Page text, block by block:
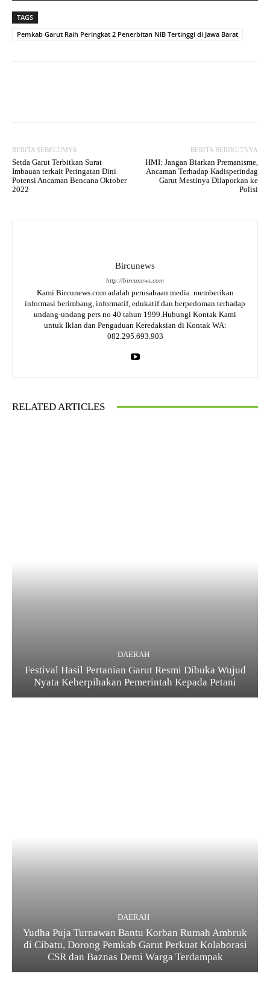
TAGS
Pemkab Garut Raih Peringkat 2 Penerbitan NIB Tertinggi di Jawa Barat
BERITA SEBELUMYA
Setda Garut Terbitkan Surat
Imbauan terkait Peringatan Dini
Potensi Ancaman Bencana Oktober
2022
BERITA BERIKUTNYA
HMI: Jangan Biarkan Premanisme,
Ancaman Terhadap Kadisperindag
Garut Mestinya Dilaporkan ke
Polisi
Bircunews
http://bircunews.com
Kami Bircunews.com adalah perusahaan media. memberikan
informasi berimbang, informatif, edukatif dan berpedoman terhadap
undang-undang pers no 40 tahun 1999.Hubungi Kontak Kami
untuk Iklan dan Pengaduan Keredaksian di Kontak WA:
082.295.693.903
RELATED ARTICLES
DAERAH
Festival Hasil Pertanian Garut Resmi Dibuka Wujud
Nyata Keberpihakan Pemerintah Kepada Petani
DAERAH
Yudha Puja Turnawan Bantu Korban Rumah Ambruk
di Cibatu, Dorong Pemkab Garut Perkuat Kolaborasi
CSR dan Baznas Demi Warga Terdampak